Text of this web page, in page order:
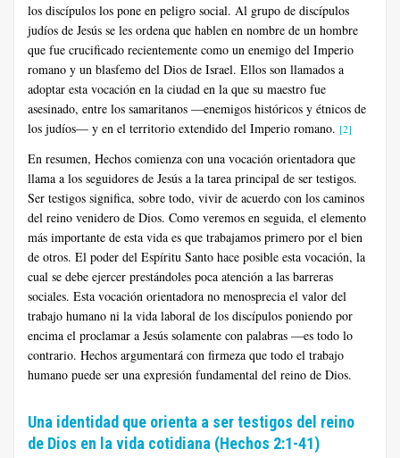
los discípulos los pone en peligro social. Al grupo de discípulos
judíos de Jesús se les ordena que hablen en nombre de un hombre
que fue crucificado recientemente como un enemigo del Imperio
romano y un blasfemo del Dios de Israel. Ellos son llamados a
adoptar esta vocación en la ciudad en la que su maestro fue
asesinado, entre los samaritanos —enemigos históricos y étnicos de
los judíos— y en el territorio extendido del Imperio romano. [2]
En resumen, Hechos comienza con una vocación orientadora que
llama a los seguidores de Jesús a la tarea principal de ser testigos.
Ser testigos significa, sobre todo, vivir de acuerdo con los caminos
del reino venidero de Dios. Como veremos en seguida, el elemento
más importante de esta vida es que trabajamos primero por el bien
de otros. El poder del Espíritu Santo hace posible esta vocación, la
cual se debe ejercer prestándoles poca atención a las barreras
sociales. Esta vocación orientadora no menosprecia el valor del
trabajo humano ni la vida laboral de los discípulos poniendo por
encima el proclamar a Jesús solamente con palabras —es todo lo
contrario. Hechos argumentará con firmeza que todo el trabajo
humano puede ser una expresión fundamental del reino de Dios.
Una identidad que orienta a ser testigos del reino
de Dios en la vida cotidiana (Hechos 2:1-41)